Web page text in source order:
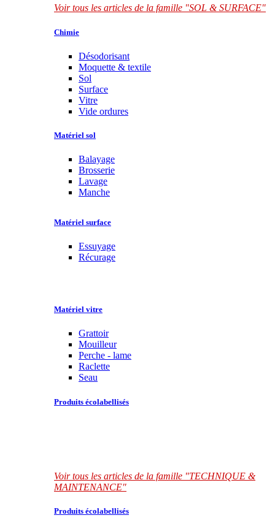
Voir tous les articles de la famille "SOL & SURFACE"
Chimie
Désodorisant
Moquette & textile
Sol
Surface
Vitre
Vide ordures
Matériel sol
Balayage
Brosserie
Lavage
Manche
Matériel surface
Essuyage
Récurage
Matériel vitre
Grattoir
Mouilleur
Perche - lame
Raclette
Seau
Produits écolabellisés
Voir tous les articles de la famille "TECHNIQUE &
MAINTENANCE"
Produits écolabellisés